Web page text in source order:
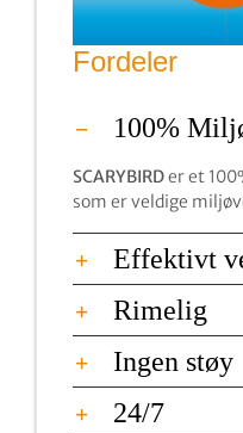
Fordeler
100%
SCARYBIRDer et
som er veldige
Effektivt
Rimelig
Ingen støy
24/7